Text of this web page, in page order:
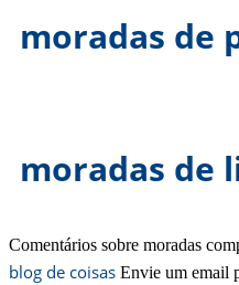
moradas de
moradas de
Comentários sobre moradas
blog de coisas Envie um email